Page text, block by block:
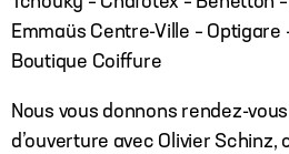
Emmaüs Centre-Ville – Optigare
Boutique Coiffure
Nous vous donnons rendez-
d’ouverture avec Olivier